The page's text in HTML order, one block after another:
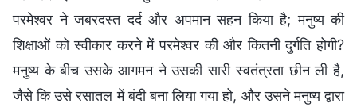
परमेश्वर ने जबरदस्त दर्द और अपमान सहन किया है; मनुष्य की
शिक्षाओं को स्वीकार करने में परमेश्वर की और कितनी दुर्गति होगी?
मनुष्य के बीच उसके आगमन ने उसकी सारी स्वतंत्रता छीन ली है,
जैसे कि उसे रसातल में बंदी बना लिया गया हो, और उसने मनुष्य द्वारा